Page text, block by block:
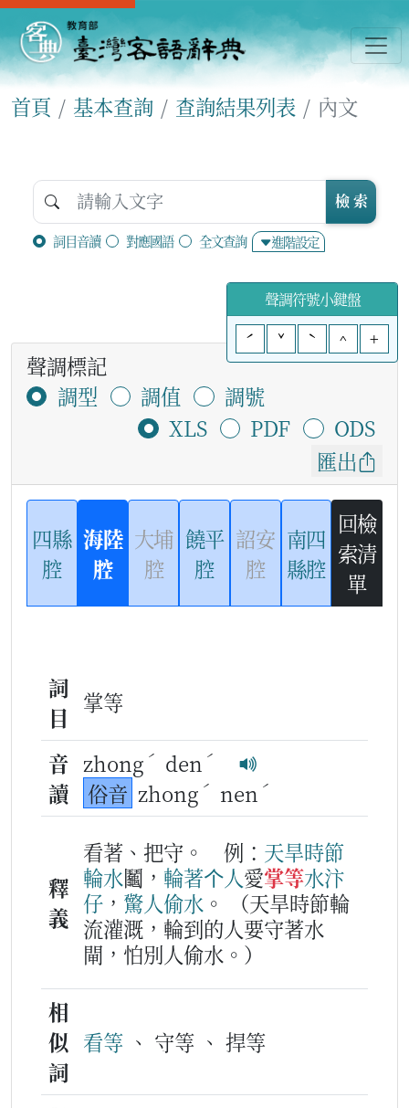
首頁 基本查詢 查詢結果列表 內文
詞目音讀 對應國語 全文查詢 進階設定
檢 索
聲調符號小鍵盤
ˊ
ˇ ˋ ^ +
聲調標記
調型
調值
調號
XLS
PDF
ODS
匯出
四縣
腔
海陸
腔
大埔
腔
饒平
腔
詔安
腔
南四
縣腔
回檢
索清
單
詞
目
掌等
音
讀
zhong ˊ den ˊ
俗音 zhong ˊ nen ˊ
釋
義
看著、把守。 例： 天旱時節
輪水鬮， 輪著个人愛掌等水汴
仔 ， 驚人偷水 。
（天旱時節輪
流灌溉，輪到的人要守著水
閘，怕別人偷水。）
相
似
詞
看等 、 守等 、 捍等